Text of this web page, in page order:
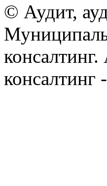
© Аудит,
консалтинг